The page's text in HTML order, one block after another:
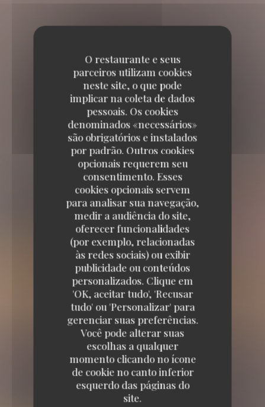
O restaurante e seus
parceiros utilizam cookies
neste site, o que pode
implicar na coleta de dados
pessoais. Os cookies
denominados «necessários»
são obrigatórios e instalados
por padrão. Outros cookies
opcionais requerem seu
consentimento. Esses
cookies opcionais servem
para analisar sua navegação,
medir a audiência do site,
oferecer funcionalidades
(por exemplo, relacionadas
às redes sociais) ou exibir
publicidade ou conteúdos
personalizados. Clique em
'OK, aceitar tudo', 'Recusar
tudo' ou 'Personalizar' para
gerenciar suas preferências.
Você pode alterar suas
escolhas a qualquer
momento clicando no ícone
de cookie no canto inferior
esquerdo das páginas do
site.
23 VILLA RIBEROLLE 75020 PARIS